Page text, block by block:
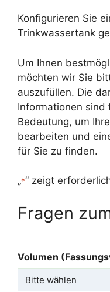
Konfigurieren Sie
Trinkwassertank
Um Ihnen
möchten wir Sie
auszufüllen. Die
Informationen sind
Bedeutung, um
bearbeiten und
für Sie zu finden.
„*“ zeigt
Fragen
Volumen